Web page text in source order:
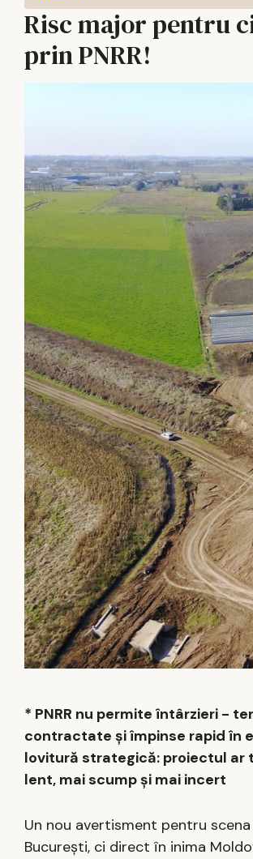
Risc major pentru
prin PNRR!
* PNRR nu permite întârzieri -
contractate și împinse rapid în
lovitură strategică: proiectul ar
lent, mai scump și mai incert
Un nou avertisment pentru
București, ci direct în inima